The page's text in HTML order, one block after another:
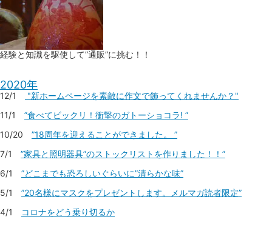
経験と知識を駆使して”通販”に挑む！！
2020年
12/1
"新ホームページを素敵に作文で飾ってくれませんか？"
11/1 ”食べてビックリ！衝撃のガトーショコラ! ”
10/20 ”18周年を迎えることができました。 ”
7/1 ”家具と照明器具”のストックリストを作りました！！”
6/1 ”どこまでも恐ろしいぐらいに”清らかな味”
5/1 ”20名様にマスクをプレゼントします。メルマガ読者限定”
4/1
コロナをどう乗り切るか